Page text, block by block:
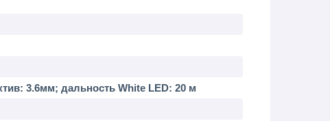
3.6мм; дальность White LED: 20 м